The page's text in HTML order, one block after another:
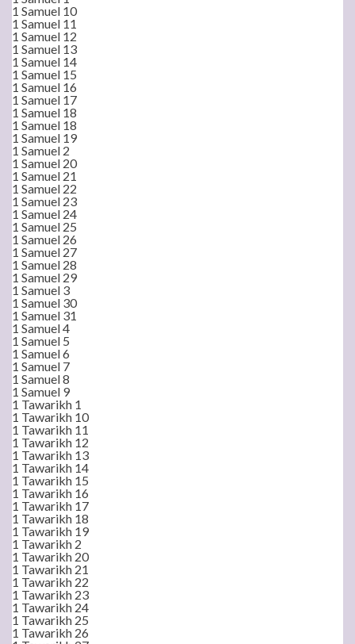
1 Samuel 10
1 Samuel 11
1 Samuel 12
1 Samuel 13
1 Samuel 14
1 Samuel 15
1 Samuel 16
1 Samuel 17
1 Samuel 18
1 Samuel 18
1 Samuel 19
1 Samuel 2
1 Samuel 20
1 Samuel 21
1 Samuel 22
1 Samuel 23
1 Samuel 24
1 Samuel 25
1 Samuel 26
1 Samuel 27
1 Samuel 28
1 Samuel 29
1 Samuel 3
1 Samuel 30
1 Samuel 31
1 Samuel 4
1 Samuel 5
1 Samuel 6
1 Samuel 7
1 Samuel 8
1 Samuel 9
1 Tawarikh 1
1 Tawarikh 10
1 Tawarikh 11
1 Tawarikh 12
1 Tawarikh 13
1 Tawarikh 14
1 Tawarikh 15
1 Tawarikh 16
1 Tawarikh 17
1 Tawarikh 18
1 Tawarikh 19
1 Tawarikh 2
1 Tawarikh 20
1 Tawarikh 21
1 Tawarikh 22
1 Tawarikh 23
1 Tawarikh 24
1 Tawarikh 25
1 Tawarikh 26